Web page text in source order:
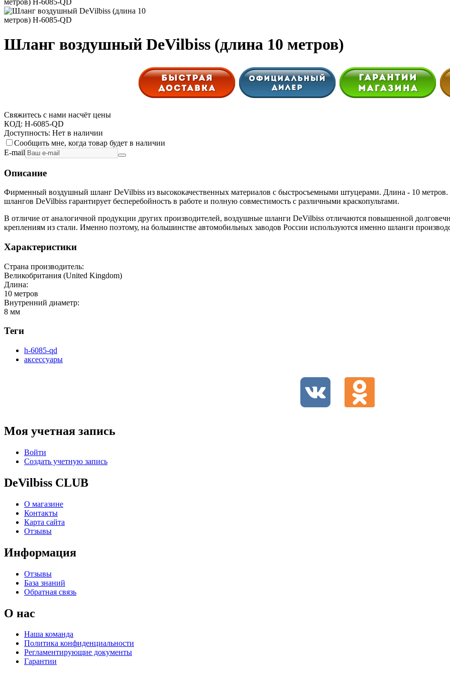
Шланг воздушный DeVilbiss (длина 10 метров)
Свяжитесь с нами насчёт цены
КОД: H-6085-QD
Доступность: Нет в наличии
Сообщить мне, когда товар будет в наличии
E-mail
Описание
Фирменный воздушный шланг DeVilbiss из высококачественных материалов с быстросъемными штуцерами. Длина - 10
шлангов DeVilbiss гарантирует бесперебойность в работе и полную совместимость с различными краскопультами.
В отличие от аналогичной продукции других производителей, воздушные шланги DeVilbiss отличаются повышенной
креплениям из стали. Именно поэтому, на большинстве автомобильных заводов России используются именно шланги
Характеристики
Страна производитель:
Великобритания (United Kingdom)
Длина:
10 метров
Внутренний диаметр:
8 мм
Теги
h-6085-qd
аксессуары
Моя учетная запись
Войти
Создать учетную запись
DeVilbiss CLUB
О магазине
Контакты
Карта сайта
Отзывы
Информация
Отзывы
База знаний
Обратная связь
О нас
Наша команда
Политика конфиденциальности
Регламентирующие документы
Гарантии